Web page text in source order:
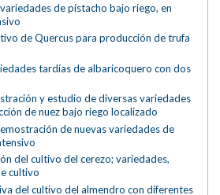
de pistacho bajo riego, en
de Quercus para producción de trufa
tardías de albaricoquero con dos
y estudio de diversas variedades
de nuez bajo riego localizado
de nuevas variedades de
del cultivo del cerezo; variedades,
cultivo
del cultivo del almendro con diferentes